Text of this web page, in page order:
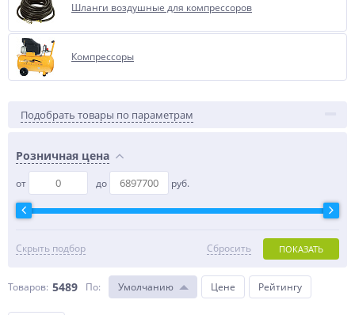
Шланги воздушные для компрессоров
Компрессоры
Подобрать товары по параметрам
Розничная цена
от до руб.
Скрыть подбор ПОКАЗАТЬ
Сбросить
Товаров: 5489 По: Умолчанию Цене Рейтингу